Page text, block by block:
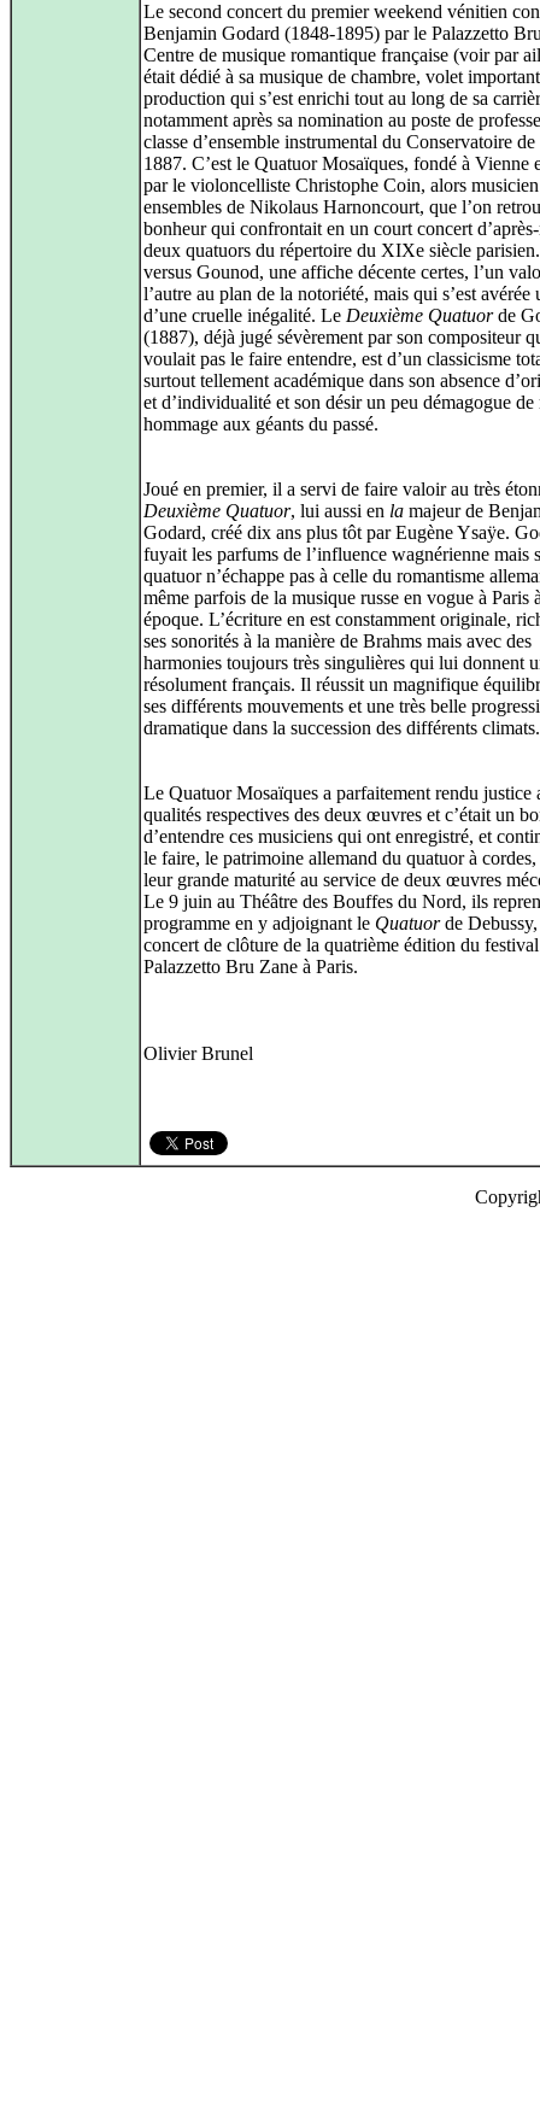
Le second concert du premier weekend vénitien
Benjamin Godard (1848-1895) par le Palazzetto
Centre de musique romantique française (voir par
était dédié à sa musique de chambre, volet
production qui s’est enrichi tout au long de sa
notamment après sa nomination au poste de
classe d’ensemble instrumental du Conservatoire de
1887. C’est le Quatuor Mosaïques, fondé à Vienne
par le violoncelliste Christophe Coin, alors musicien
ensembles de Nikolaus Harnoncourt, que l’on
bonheur qui confrontait en un court concert
deux quatuors du répertoire du XIXe siècle
versus Gounod, une affiche décente certes, l’un
l’autre au plan de la notoriété, mais qui s’est avérée
d’une cruelle inégalité. Le Deuxième Quatuorde
(1887), déjà jugé sévèrement par son compositeur
voulait pas le faire entendre, est d’un classicisme
surtout tellement académique dans son absence
et d’individualité et son désir un peu démagogue de
hommage aux géants du passé.
Joué en premier, il a servi de faire valoir au très
Deuxième Quatuor, lui aussi en la majeur de
Godard, créé dix ans plus tôt par Eugène Ysaÿe.
fuyait les parfums de l’influence wagnérienne mais
quatuor n’échappe pas à celle du romantisme
même parfois de la musique russe en vogue à Paris
époque. L’écriture en est constamment originale,
ses sonorités à la manière de Brahms mais avec des
harmonies toujours très singulières qui lui donnent
résolument français. Il réussit un magnifique
ses différents mouvements et une très belle
dramatique dans la succession des différents climats.
Le Quatuor Mosaïques a parfaitement rendu justice
qualités respectives des deux œuvres et c’était un
d’entendre ces musiciens qui ont enregistré, et
le faire, le patrimoine allemand du quatuor à cordes,
leur grande maturité au service de deux œuvres
Le 9 juin au Théâtre des Bouffes du Nord, ils
programme en y adjoignant le Quatuorde
concert de clôture de la quatrième édition du festival
Palazzetto Bru Zane à Paris.
Olivier Brunel